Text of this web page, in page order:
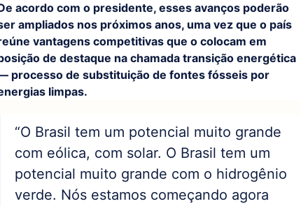
acordo com o presidente, esses avanços poderão
ampliados nos próximos anos, uma vez que o país
vantagens competitivas que o colocam em
de destaque na chamada transição energética
processo de substituição de fontes fósseis por
limpas.
“O Brasil tem um potencial muito grande
com eólica, com solar. O Brasil tem um
potencial muito grande com o hidrogênio
verde. Nós estamos começando agora